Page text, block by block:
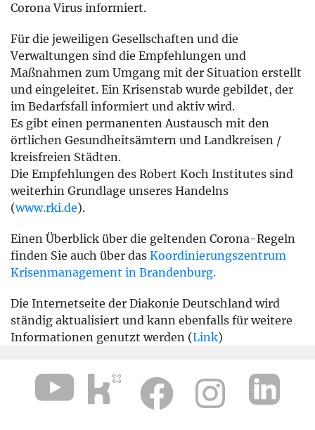
Corona Virus informiert.
Für die jeweiligen Gesellschaften und die
Verwaltungen sind die Empfehlungen und
Maßnahmen zum Umgang mit der Situation erstellt
und eingeleitet. Ein Krisenstab wurde gebildet, der
im Bedarfsfall informiert und aktiv wird.
Es gibt einen permanenten Austausch mit den
örtlichen Gesundheitsämtern und Landkreisen /
kreisfreien Städten.
Die Empfehlungen des Robert Koch Institutes sind
weiterhin Grundlage unseres Handelns
(www.rki.de).
Einen Überblick über die geltenden Corona-Regeln
finden Sie auch über das Koordinierungszentrum
Krisenmanagement in Brandenburg.
Die Internetseite der Diakonie Deutschland wird
ständig aktualisiert und kann ebenfalls für weitere
Informationen genutzt werden (Link)